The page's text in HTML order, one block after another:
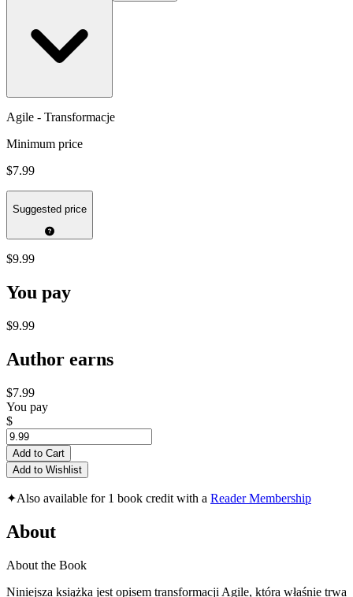
Agile - Transformacje
Minimum price
$7.99
Suggested price
$9.99
You pay
$9.99
Author earns
$7.99
You pay
$
Add to Cart
Add to Wishlist
✦Also available for 1 book credit with a Reader Membership
About
About the Book
Niniejsza książka jest opisem transformacji Agile, która właśnie trwa